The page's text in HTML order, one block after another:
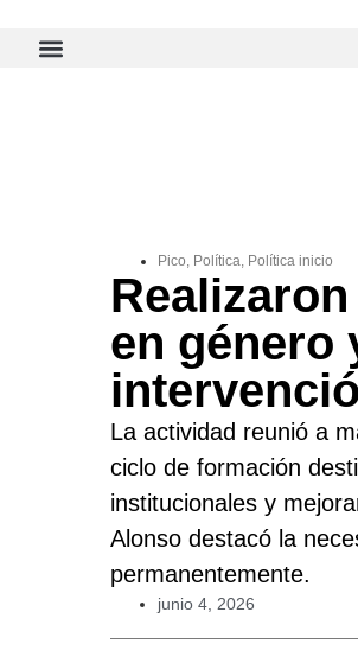
Pico, Política, Política inicio
en género
La actividad reunió a
ciclo de formación
institucionales y
Alonso destacó la
permanentemente.
junio 4, 2026